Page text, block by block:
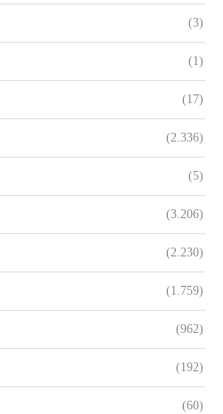
(3)
(1)
(17)
(2.336)
(5)
(3.206)
(2.230)
(1.759)
(962)
(192)
(60)